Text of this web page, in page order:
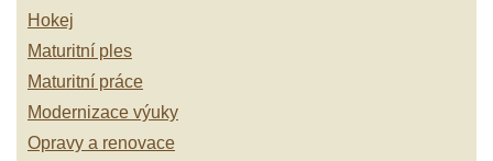
Hokej
Maturitní ples
Maturitní práce
Modernizace výuky
Opravy a renovace